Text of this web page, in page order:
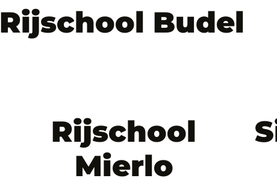
Rijschool Budel
Rijschool
Mierlo